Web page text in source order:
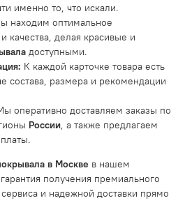
именно то, что искали.
находим оптимальное
качества, делая красивые и
доступными.
К каждой карточке товара есть
состава, размера и рекомендации
оперативно доставляем заказы по
России , а также предлагаем
в Москве в нашем
получения премиального
и надежной доставки прямо